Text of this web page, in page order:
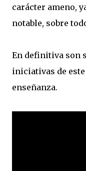
carácter ameno,
notable, sobre
En definitiva son
iniciativas de
enseñanza.